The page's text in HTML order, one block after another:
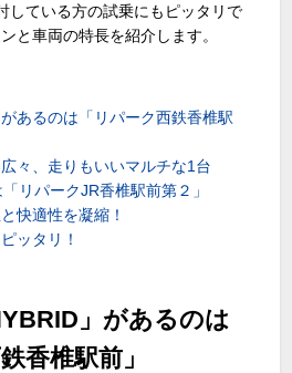
している方の試乗にもピッタリで
と車両の特長を紹介します。
があるのは「リパーク西鉄香椎駅
々、走りもいいマルチな1台
リパークJR香椎駅前第２」
快適性を凝縮！
ッタリ！
」があるのは
香椎駅前」